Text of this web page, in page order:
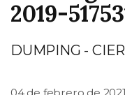
2019-
DUMPING -